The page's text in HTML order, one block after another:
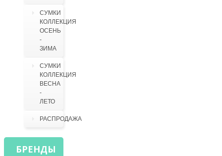
СУМКИ
КОЛЛЕКЦИЯ
ОСЕНЬ
-
ЗИМА
СУМКИ
КОЛЛЕКЦИЯ
ВЕСНА
-
ЛЕТО
РАСПРОДАЖА
БРЕНДЫ